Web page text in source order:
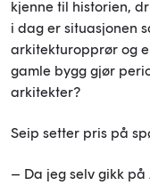
kjenne til historien,
i dag er situasjonen
arkitekturopprør og
gamle bygg gjør
arkitekter?
Seip setter pris på
– Da jeg selv gikk